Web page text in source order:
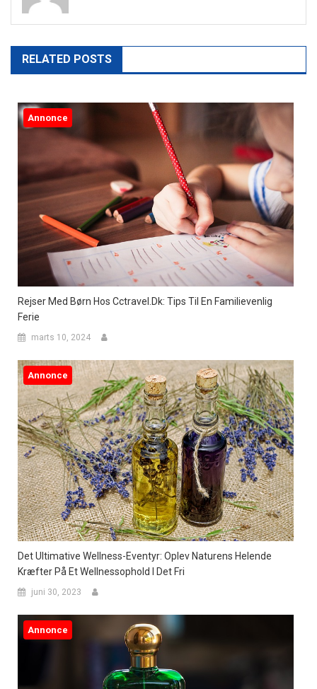
RELATED POSTS
Annonce
Rejser Med Børn Hos Cctravel.dk: Tips Til En Familievenlig
Ferie
marts 10, 2024
Annonce
Det Ultimative Wellness-Eventyr: Oplev Naturens Helende
Kræfter På Et Wellnessophold I Det Fri
juni 30, 2023
Annonce